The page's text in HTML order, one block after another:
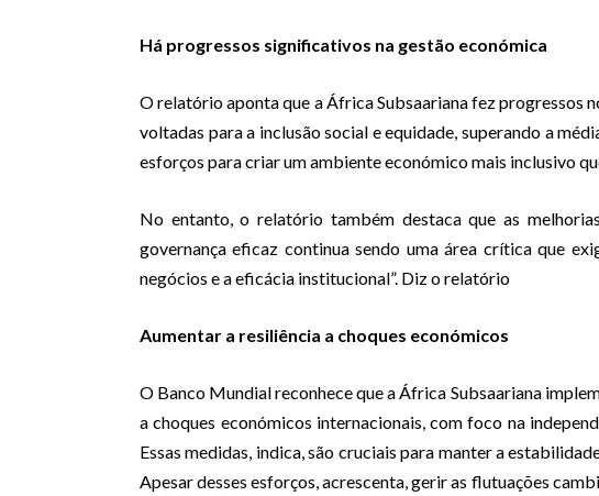
Há progressos significativos na gestão económica
O relatório aponta que a África Subsaariana fez progressos
voltadas para a inclusão social e equidade, superando a
esforços para criar um ambiente económico mais inclusivo
No entanto, o relatório também destaca que as
governança eficaz continua sendo uma área crítica que
negócios e a eficácia institucional”. Diz o relatório
Aumentar a resiliência a choques económicos
O Banco Mundial reconhece que a África Subsaariana
a choques económicos internacionais, com foco na
Essas medidas, indica, são cruciais para manter a
Apesar desses esforços, acrescenta, gerir as flutuações